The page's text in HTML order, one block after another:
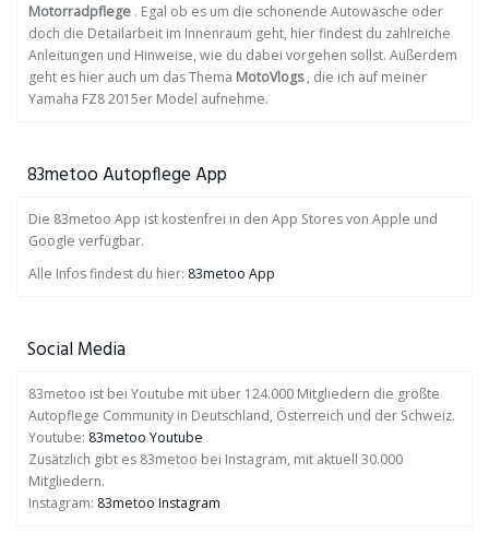
Motorradpflege . Egal ob es um die schonende Autowäsche oder
doch die Detailarbeit im Innenraum geht, hier findest du zahlreiche
Anleitungen und Hinweise, wie du dabei vorgehen sollst. Außerdem
geht es hier auch um das Thema MotoVlogs, die ich auf meiner
Yamaha FZ8 2015er Model aufnehme.
83metoo Autopflege App
Die 83metoo App ist kostenfrei in den App Stores von Apple und
Google verfügbar.
Alle Infos findest du hier: 83metoo App
Social Media
83metoo ist bei Youtube mit über 124.000 Mitgliedern die größte
Autopflege Community in Deutschland, Österreich und der Schweiz.
Youtube: 83metoo Youtube
Zusätzlich gibt es 83metoo bei Instagram, mit aktuell 30.000
Mitgliedern.
Instagram: 83metoo Instagram